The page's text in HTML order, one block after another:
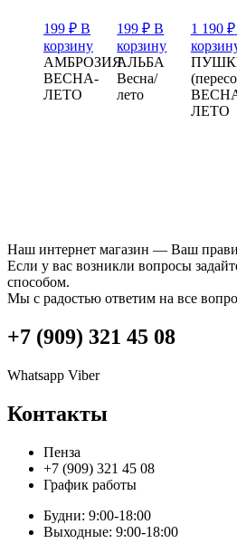
199 ₽ В
корзину
АМБРОЗИЯ
ВЕСНА-
ЛЕТО
199₽ В
корзину
АЛЬБА
Весна/
лето
1 190 ₽
ЛЕТО
Наш интернет магазин — Ваш
Если у вас возникли вопросы
способом.
Мы с радостью ответим на все
+7 (909) 321 45 08
Whatsapp Viber
Контакты
Пенза
+7 (909) 321 45 08
График работы
Будни: 9:00-18:00
Выходные: 9:00-18:00